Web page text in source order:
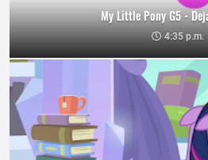
My Little Pony G5 -
4:35 p.m.